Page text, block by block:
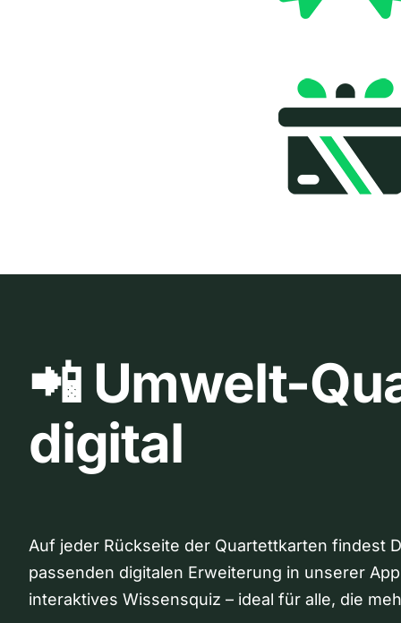
📲 Umwelt-
digital
Auf jeder Rückseite der Quartettkarten findest
passenden digitalen Erweiterung in unserer
interaktives Wissensquiz – ideal für alle, die